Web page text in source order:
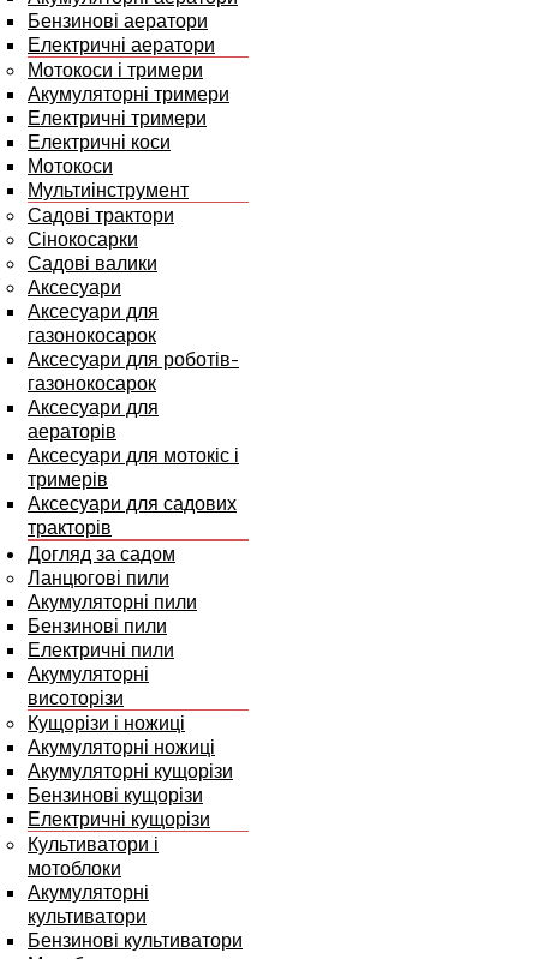
Бензинові аератори
Електричні аератори
Мотокоси і тримери
Акумуляторні тримери
Електричні тримери
Електричні коси
Мотокоси
Мультиінструмент
Садові трактори
Сінокосарки
Садові валики
Аксесуари
Аксесуари для
газонокосарок
Аксесуари для роботів-
газонокосарок
Аксесуари для
аераторів
Аксесуари для мотокіс і
тримерів
Аксесуари для садових
тракторів
Догляд за садом
Ланцюгові пили
Акумуляторні пили
Бензинові пили
Електричні пили
Акумуляторні
висоторізи
Кущорізи і ножиці
Акумуляторні ножиці
Акумуляторні кущорізи
Бензинові кущорізи
Електричні кущорізи
Культиватори і
мотоблоки
Акумуляторні
культиватори
Бензинові культиватори